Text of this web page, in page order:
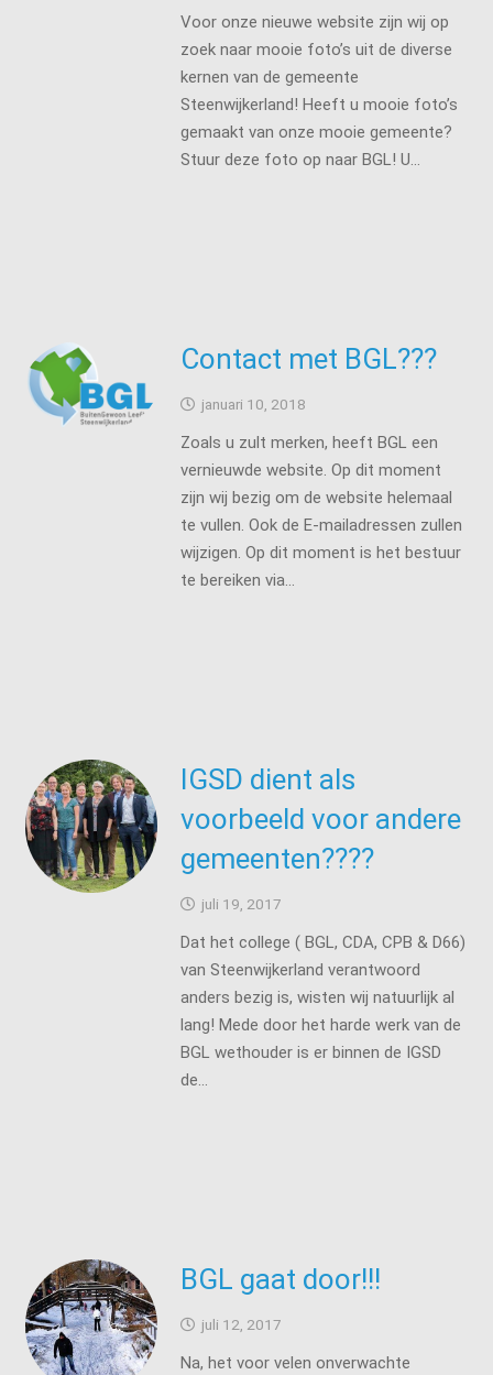
Voor onze nieuwe website zijn wij op
zoek naar mooie foto’s uit de diverse
kernen van de gemeente
Steenwijkerland! Heeft u mooie foto’s
gemaakt van onze mooie gemeente?
Stuur deze foto op naar BGL! U…
Contact met BGL???
januari 10, 2018
Zoals u zult merken, heeft BGL een
vernieuwde website. Op dit moment
zijn wij bezig om de website helemaal
te vullen. Ook de E-mailadressen zullen
wijzigen. Op dit moment is het bestuur
te bereiken via…
IGSD dient als
voorbeeld voor andere
gemeenten????
juli 19, 2017
Dat het college ( BGL, CDA, CPB & D66)
van Steenwijkerland verantwoord
anders bezig is, wisten wij natuurlijk al
lang! Mede door het harde werk van de
BGL wethouder is er binnen de IGSD
de…
BGL gaat door!!!
juli 12, 2017
Na, het voor velen onverwachte